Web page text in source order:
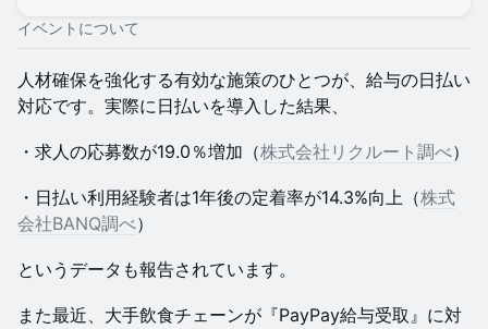
イベントについて
人材確保を強化する有効な施策のひとつが、給与の日払い
対応です。実際に日払いを導入した結果、
・求人の応募数が19.0％増加（株式会社リクルート調べ）
・日払い利用経験者は1年後の定着率が14.3%向上（株式
会社BANQ調べ）
というデータも報告されています。
また最近、大手飲食チェーンが『PayPay給与受取』に対